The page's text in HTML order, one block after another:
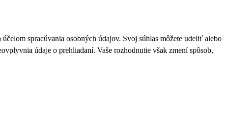
spracúvania osobných údajov. Svoj súhlas môžete udeliť alebo
údaje o prehliadaní. Vaše rozhodnutie však zmení spôsob,